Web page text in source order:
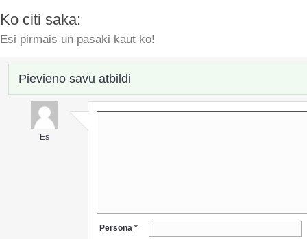
Ko citi saka:
Esi pirmais un pasaki kaut ko!
Pievieno savu atbildi
Es
Persona *